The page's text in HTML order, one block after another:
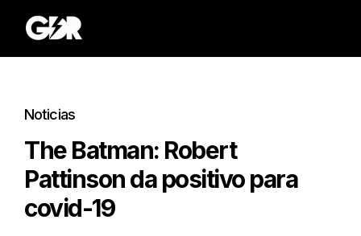
Noticias
The Batman: Robert
Pattinson da positivo para
covid-19